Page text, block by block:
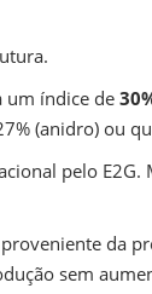
um índice de
(anidro) ou
pelo
da
sem